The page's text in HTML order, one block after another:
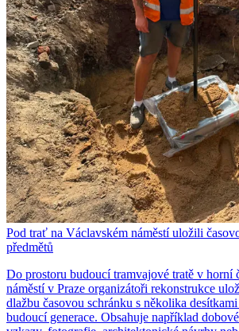
Pod trať na Václavském náměstí uložili
předmětů
Do prostoru budoucí tramvajové tratě v horní
náměstí v Praze organizátoři rekonstrukce
dlažbu časovou schránku s několika
budoucí generace. Obsahuje například